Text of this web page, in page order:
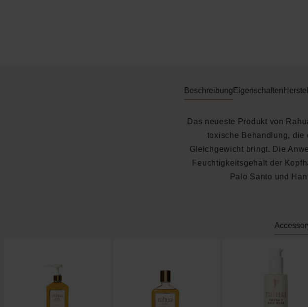
Beschreibung Eigenschaften
Das neueste Produkt von
toxische Behandlung, die
Gleichgewicht bringt. Die
Feuchtigkeitsgehalt der
Palo Santo und